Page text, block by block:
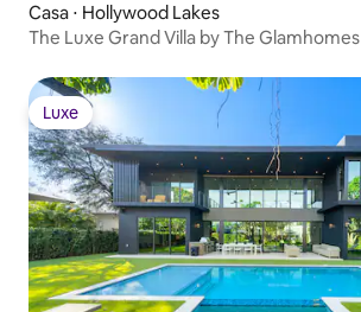
Casa ⋅ Hollywood Lakes
The Luxe Grand Villa by The Glamhomes
Luxe
Luxe